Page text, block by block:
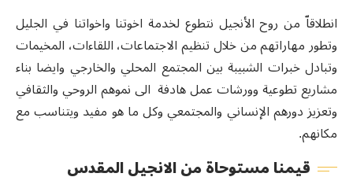
انطلاقاّ من روح الأنجيل نتطوع لخدمة اخوتنا واخواتنا في الجليل
وتطور مهاراتهم من خلال تنظيم الاجتماعات،اللقاءات، المخيمات
وتبادل خبرات الشبيبة بين المجتمع المحلي والخارجي وايضا بناء
مشاريع تطوعية وورشات عمل هادفة الى نموهم الروحي والثقافي
وتعزيز دورهم الإنساني والمجتمعي وكل ما هو مفيد ويتناسب مع
مكانهم.
قيمنا مستوحاة من الانجيل المقدس